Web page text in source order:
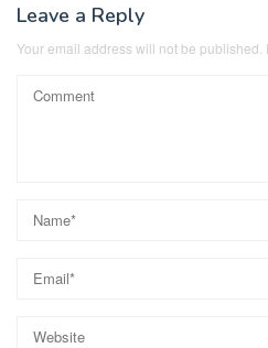
Leave a Reply
Your email address will not be published.